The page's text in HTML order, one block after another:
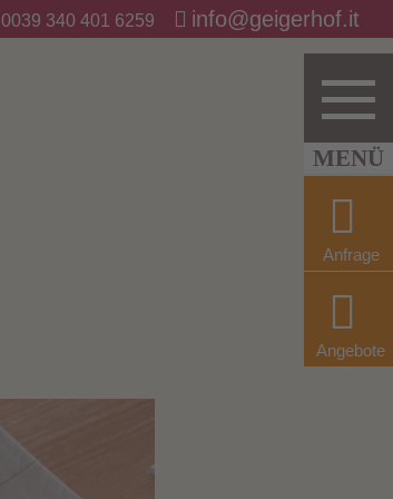
Anfrage
Angebote
0039 340 401 6259 info@geigerhof.it